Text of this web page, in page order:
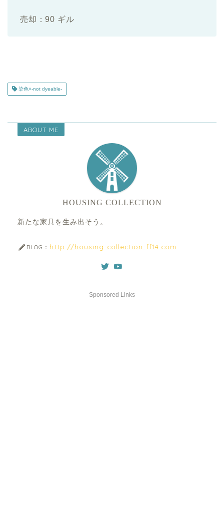
売却：90 ギル
染色×-not dyeable-
ABOUT ME
HOUSING COLLECTION
新たな家具を生み出そう。
BLOG： http://housing-collection-ff14.com
Sponsored Links